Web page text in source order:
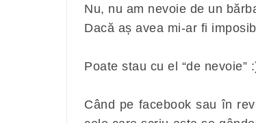
Nu, nu am nevoie de un
Dacă aș avea mi-ar fi
Poate stau cu el “de nevoie”
Când pe facebook sau în